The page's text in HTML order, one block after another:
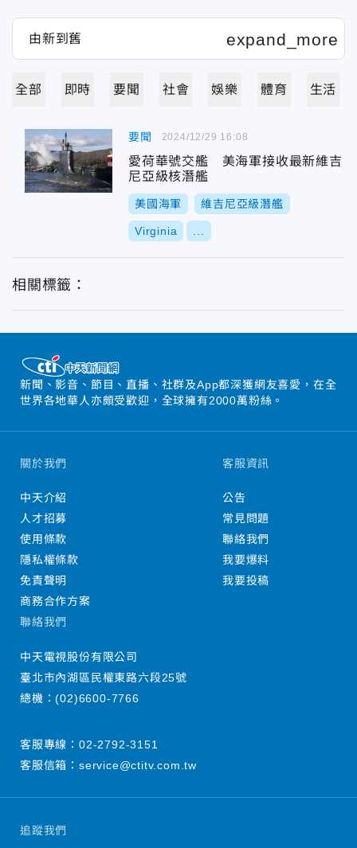
全部 即時 要聞 社會 娛樂 體育 生活
要聞
愛荷華號交艦 美海軍接收最新維吉
尼亞級核潛艦
美國海軍 維吉尼亞級潛艦
Virginia
2024/12/29 16:08
相關標籤：
新聞、影音、節目、直播、社群及App都深獲網友喜愛，在全
世界各地華人亦頗受歡迎，全球擁有2000萬粉絲。
追蹤我們
關於我們
中天介紹
人才招募
使用條款
隱私權條款
免責聲明
商務合作方案
客服資訊
公告
常見問題
聯絡我們
我要爆料
我要投稿
聯絡我們
中天電視股份有限公司
臺北市內湖區民權東路六段25號
總機：(02)6600-7766
客服專線： 02-2792-3151
客服信箱： service@ctitv.com.tw